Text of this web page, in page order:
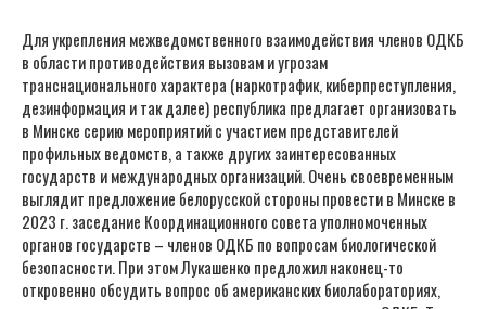
Для укрепления межведомственного взаимодействия членов ОДКБ
в области противодействия вызовам и угрозам
транснационального характера (наркотрафик, киберпреступления,
дезинформация и так далее) республика предлагает организовать
в Минске серию мероприятий с участием представителей
профильных ведомств, а также других заинтересованных
государств и международных организаций. Очень своевременным
выглядит предложение белорусской стороны провести в Минске в
2023 г. заседание Координационного совета уполномоченных
органов государств – членов ОДКБ по вопросам биологической
безопасности. При этом Лукашенко предложил наконец-то
откровенно обсудить вопрос об американских биолабораториях,